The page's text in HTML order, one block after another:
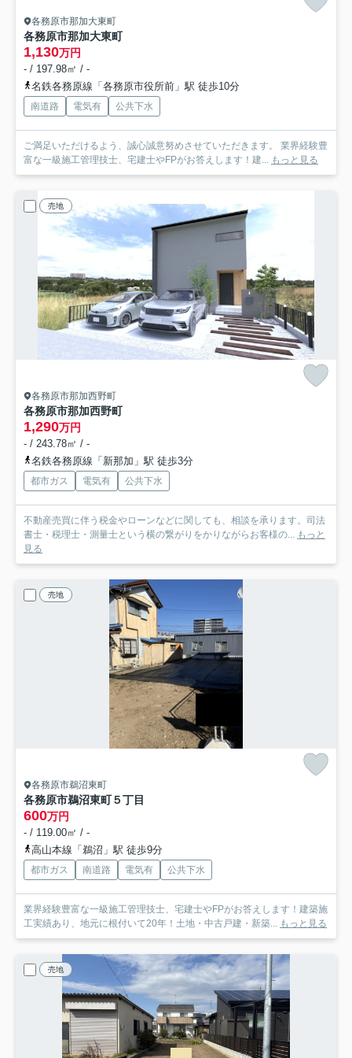
各務原市那加大東町
各務原市那加大東町
1,130万円
- / 197.98㎡ / -
名鉄各務原線「各務原市役所前」駅 徒歩10分
南道路 電気有 公共下水
ご満足いただけるよう、誠心誠意努めさせていただきます。 業界経験豊
富な一級施工管理技士、宅建士やFPがお答えします！建... もっと見る
売地
各務原市那加西野町
各務原市那加西野町
1,290万円
- / 243.78㎡ / -
名鉄各務原線「新那加」駅 徒歩3分
都市ガス 電気有 公共下水
不動産売買に伴う税金やローンなどに関しても、相談を承ります。司法
書士・税理士・測量士という横の繋がりをかりながらお客様の... もっと
見る
売地
各務原市鵜沼東町
各務原市鵜沼東町５丁目
600万円
- / 119.00㎡ / -
高山本線「鵜沼」駅 徒歩9分
都市ガス 南道路 電気有 公共下水
業界経験豊富な一級施工管理技士、宅建士やFPがお答えします！建築施
工実績あり、地元に根付いて20年！土地・中古戸建・新築... もっと見る
売地